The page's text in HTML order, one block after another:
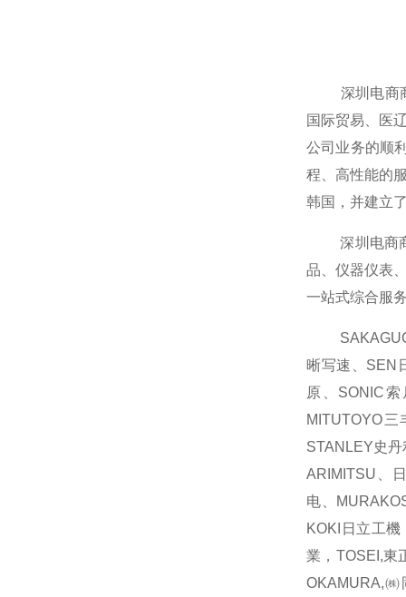
深圳电商商
国际贸易、医
公司业务的顺
程、高性能的
韩国，并建立
深圳电商商
品、仪器仪表
一站式综合服
晰写速、SEN
原、SONIC
MITUTOYO
STANLEY史
ARIMITSU、
电、
KOKI日立工
業，TOSEI,東
OKAMURA,